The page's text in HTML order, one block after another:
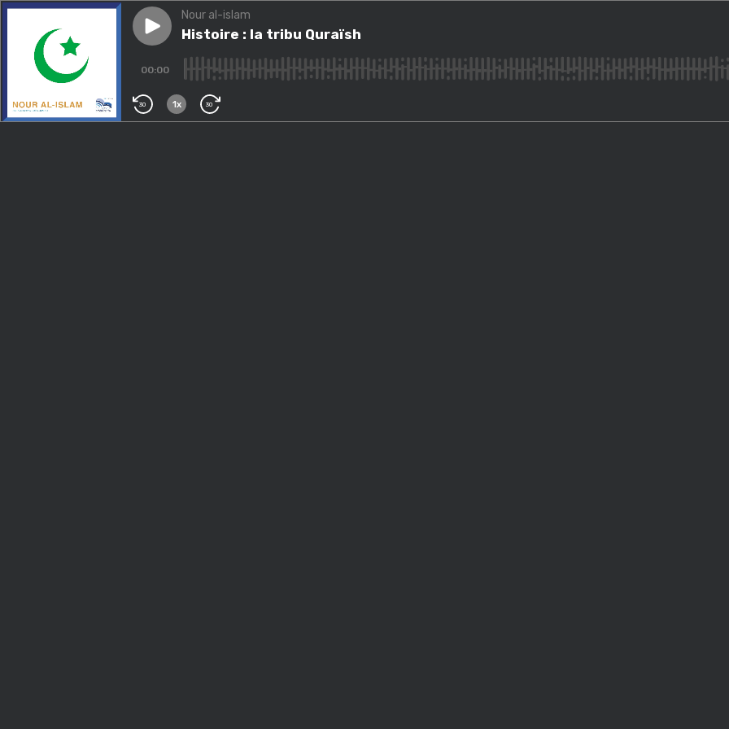
Play episodeHistoire : la tribu Quraïsh
Nour al-islam
Histoire : la tribu Quraïsh
00:00
30 1x 30